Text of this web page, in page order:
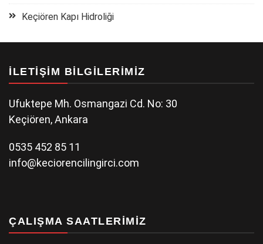
Keçiören Kapı Hidroliği
İLETIŞIM BILGILERIMIZ
Ufuktepe Mh. Osmangazi Cd. No: 30
Keçiören, Ankara
0535 452 85 11
info@keciorencilingirci.com
ÇALIŞMA SAATLERIMIZ